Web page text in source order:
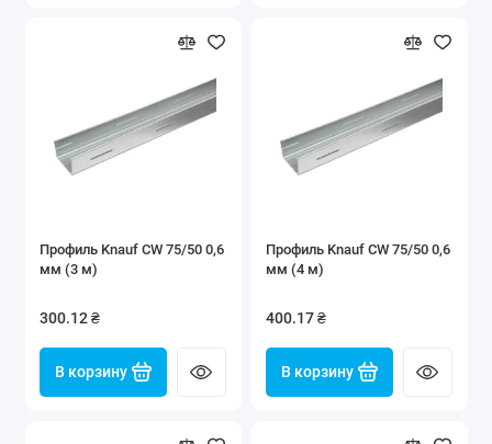
Профиль Knauf CW 75/50 0,6
мм (3 м)
300.12 ₴
В корзину
Профиль Knauf CW 75/50 0,6
мм (4 м)
400.17 ₴
В корзину